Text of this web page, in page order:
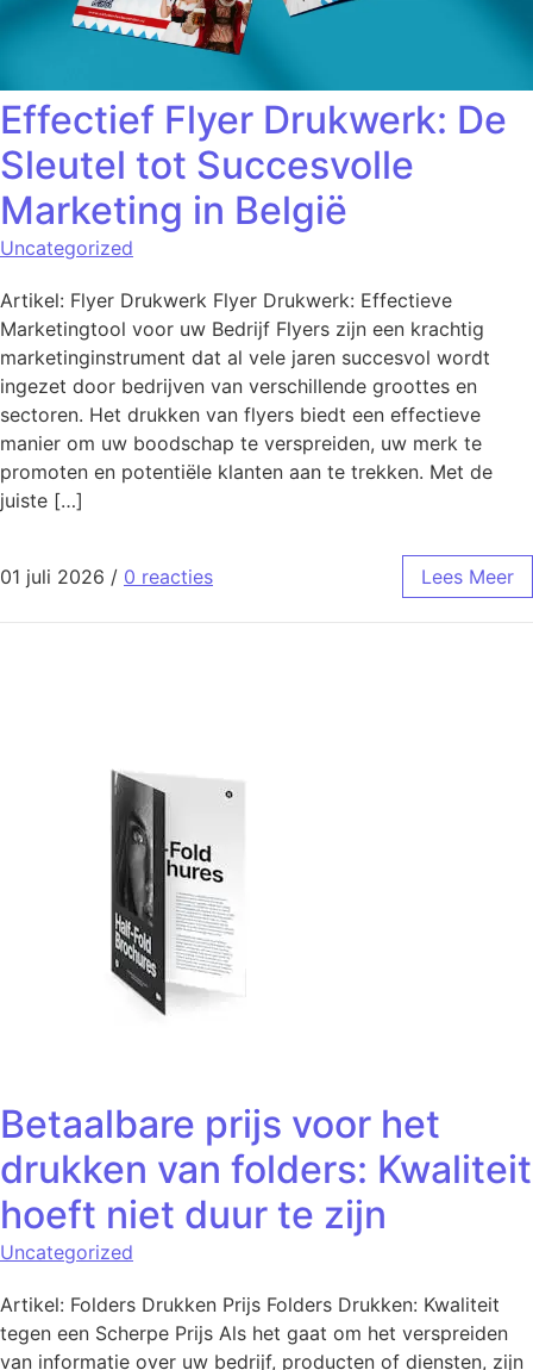
Effectief Flyer Drukwerk: De
Sleutel tot Succesvolle
Marketing in België
Uncategorized
Artikel: Flyer Drukwerk Flyer Drukwerk: Effectieve
Marketingtool voor uw Bedrijf Flyers zijn een krachtig
marketinginstrument dat al vele jaren succesvol wordt
ingezet door bedrijven van verschillende groottes en
sectoren. Het drukken van flyers biedt een effectieve
manier om uw boodschap te verspreiden, uw merk te
promoten en potentiële klanten aan te trekken. Met de
juiste […]
01 juli 2026 / 0 reacties Lees Meer
Betaalbare prijs voor het
drukken van folders: Kwaliteit
hoeft niet duur te zijn
Uncategorized
Artikel: Folders Drukken Prijs Folders Drukken: Kwaliteit
tegen een Scherpe Prijs Als het gaat om het verspreiden
van informatie over uw bedrijf, producten of diensten, zijn